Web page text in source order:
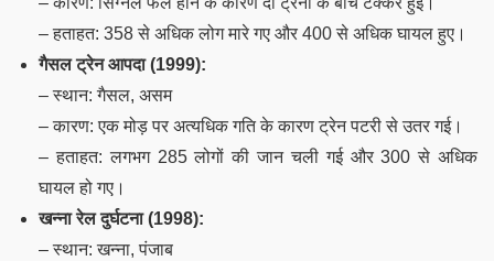
– हताहत: 358 से अधिक लोग मारे गए और 400 से अधिक घायल हुए।
गैसल ट्रेन आपदा (1999):
– स्थान: गैसल, असम
– कारण: एक मोड़ पर अत्यधिक गति के कारण ट्रेन पटरी से उतर गई।
– हताहत: लगभग 285 लोगों की जान चली गई और 300 से अधिक
घायल हो गए।
खन्ना रेल दुर्घटना (1998):
– स्थान: खन्ना, पंजाब